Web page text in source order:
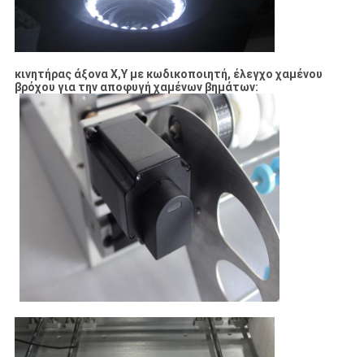
κινητήρας άξονα X,Y με κωδικοποιητή, έλεγχο χαμένου
βρόχου για την αποφυγή χαμένων βημάτων: